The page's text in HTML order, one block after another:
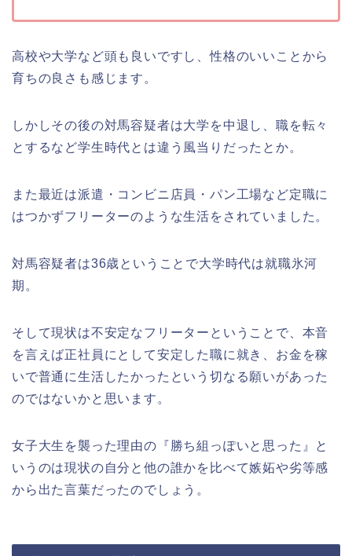
高校や大学など頭も良いですし、性格のいいことから
育ちの良さも感じます。
しかしその後の対馬容疑者は大学を中退し、職を転々
とするなど学生時代とは違う風当りだったとか。
また最近は派遣・コンビニ店員・パン工場など定職に
はつかずフリーターのような生活をされていました。
対馬容疑者は36歳ということで大学時代は就職氷河
期。
そして現状は不安定なフリーターということで、本音
を言えば正社員にとして安定した職に就き、お金を稼
いで普通に生活したかったという切なる願いがあった
のではないかと思います。
女子大生を襲った理由の『勝ち組っぽいと思った』と
いうのは現状の自分と他の誰かを比べて嫉妬や劣等感
から出た言葉だったのでしょう。